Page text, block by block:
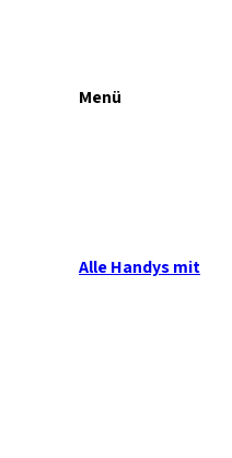
Menü
Alle Handys mit